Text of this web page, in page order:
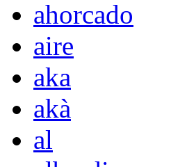
ahorcado
aire
aka
akà
al